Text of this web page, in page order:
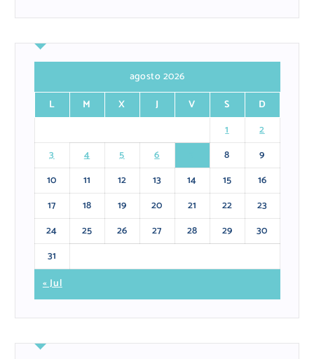
agosto 2026
L
M X J V S
D
1
2
3
4 5 6 8
9
10
11 12 13 14 15
16
17
18 19 20 21 22
23
24
25 26 27 28 29
30
31
« Jul